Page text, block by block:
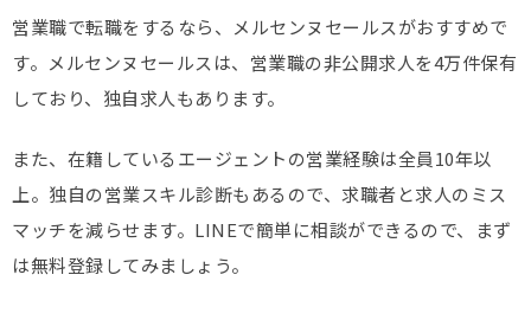
営業職で転職をするなら、メルセンヌセールスがおすすめで
す。メルセンヌセールスは、営業職の非公開求人を4万件保有
しており、独自求人もあります。
また、在籍しているエージェントの営業経験は全員10年以
上。独自の営業スキル診断もあるので、求職者と求人のミス
マッチを減らせます。LINEで簡単に相談ができるので、まず
は無料登録してみましょう。